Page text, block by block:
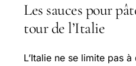
Les sauces pour
tour de l’Italie
L’Italie ne se limite pas